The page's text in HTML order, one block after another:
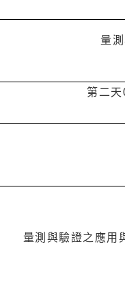
量
第二
量測與驗證之應用